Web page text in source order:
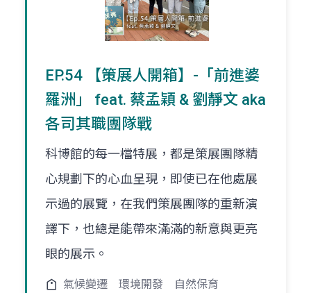
EP.54 【策展人開箱】-「前進婆
羅洲」 feat. 蔡孟穎 & 劉靜文 aka
各司其職團隊戰
科博館的每一檔特展，都是策展團隊精
心規劃下的心血呈現，即使已在他處展
示過的展覽，在我們策展團隊的重新演
譯下，也總是能帶來滿滿的新意與更亮
眼的展示。
氣候變遷 環境開發 自然保育